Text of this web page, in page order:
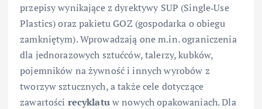
przepisy wynikające z dyrektywy SUP (Single‑Use
Plastics) oraz pakietu GOZ (gospodarka o obiegu
zamkniętym). Wprowadzają one m.in. ograniczenia
dla jednorazowych sztućców, talerzy, kubków,
pojemników na żywność i innych wyrobów z
tworzyw sztucznych, a także cele dotyczące
zawartości recyklatuw nowych opakowaniach. Dla